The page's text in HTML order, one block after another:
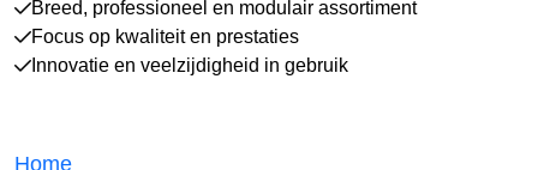
Breed, professioneel en modulair assortiment
Focus op kwaliteit en prestaties
Innovatie en veelzijdigheid in gebruik
Home